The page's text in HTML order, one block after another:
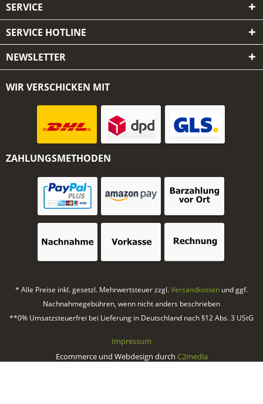
SERVICE
SERVICE HOTLINE
NEWSLETTER
WIR VERSCHICKEN MIT
ZAHLUNGSMETHODEN
* Alle Preise inkl. gesetzl. Mehrwertsteuer zzgl.Versandkosten und ggf.
Nachnahmegebühren, wenn nicht anders beschrieben
**0% Umsatzsteuerfrei bei Lieferung in Deutschland nach §12 Abs. 3 UStG
Impressum
Ecommerce und Webdesign durch C2media